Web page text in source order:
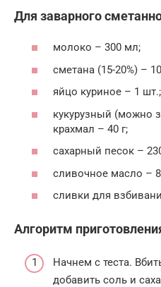
Для заварного
молоко – 300 мл;
сметана (15-20%) –
яйцо куриное – 1 шт.;
кукурузный (можно
крахмал – 40 г;
сахарный песок –
сливочное масло –
сливки для
Алгоритм
Начнем с теста.
добавить соль и